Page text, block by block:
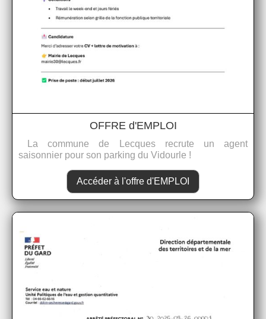
OFFRE d'EMPLOI
La commune de Lecques recrute un agent
saisonnier pour son parking du Vidourle !
Accéder à l'offre d'EMPLOI